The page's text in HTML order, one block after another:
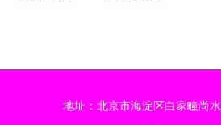
业迎来新机
地址：北京市海淀区白家疃尚